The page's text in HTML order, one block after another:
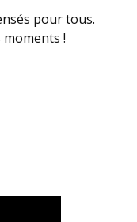
pour tous.
!